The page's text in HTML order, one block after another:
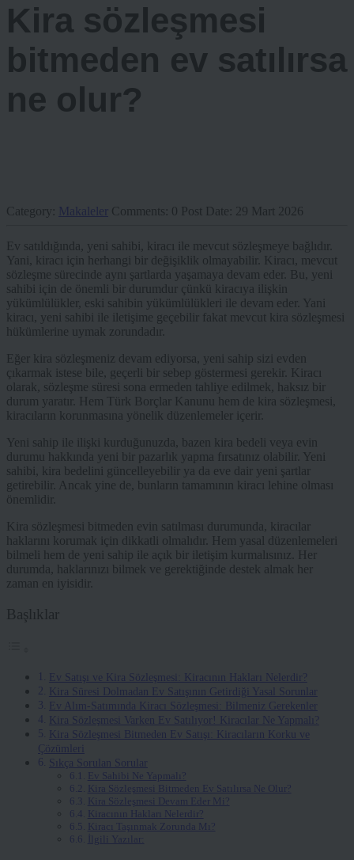
Kira sözleşmesi
bitmeden ev satılırsa
ne olur?
Category: Makaleler Comments: 0 Post Date: 29 Mart 2026
Ev satıldığında, yeni sahibi, kiracı ile mevcut sözleşmeye bağlıdır.
Yani, kiracı için herhangi bir değişiklik olmayabilir. Kiracı, mevcut
sözleşme sürecinde aynı şartlarda yaşamaya devam eder. Bu, yeni
sahibi için de önemli bir durumdur çünkü kiracıya ilişkin
yükümlülükler, eski sahibin yükümlülükleri ile devam eder. Yani
kiracı, yeni sahibi ile iletişime geçebilir fakat mevcut kira sözleşmesi
hükümlerine uymak zorundadır.
Eğer kira sözleşmeniz devam ediyorsa, yeni sahip sizi evden
çıkarmak istese bile, geçerli bir sebep göstermesi gerekir. Kiracı
olarak, sözleşme süresi sona ermeden tahliye edilmek, haksız bir
durum yaratır. Hem Türk Borçlar Kanunu hem de kira sözleşmesi,
kiracıların korunmasına yönelik düzenlemeler içerir.
Yeni sahip ile ilişki kurduğunuzda, bazen kira bedeli veya evin
durumu hakkında yeni bir pazarlık yapma fırsatınız olabilir. Yeni
sahibi, kira bedelini güncelleyebilir ya da eve dair yeni şartlar
getirebilir. Ancak yine de, bunların tamamının kiracı lehine olması
önemlidir.
Kira sözleşmesi bitmeden evin satılması durumunda, kiracılar
haklarını korumak için dikkatli olmalıdır. Hem yasal düzenlemeleri
bilmeli hem de yeni sahip ile açık bir iletişim kurmalısınız. Her
durumda, haklarınızı bilmek ve gerektiğinde destek almak her
zaman en iyisidir.
Başlıklar
Ev Satışı ve Kira Sözleşmesi: Kiracının Hakları Nelerdir?
Kira Süresi Dolmadan Ev Satışının Getirdiği Yasal Sorunlar
Ev Alım-Satımında Kiracı Sözleşmesi: Bilmeniz Gerekenler
Kira Sözleşmesi Varken Ev Satılıyor! Kiracılar Ne Yapmalı?
Kira Sözleşmesi Bitmeden Ev Satışı: Kiracıların Korku ve
Çözümleri
Sıkça Sorulan Sorular
Ev Sahibi Ne Yapmalı?
Kira Sözleşmesi Bitmeden Ev Satılırsa Ne Olur?
Kira Sözleşmesi Devam Eder Mi?
Kiracının Hakları Nelerdir?
Kiracı Taşınmak Zorunda Mı?
İlgili Yazılar: